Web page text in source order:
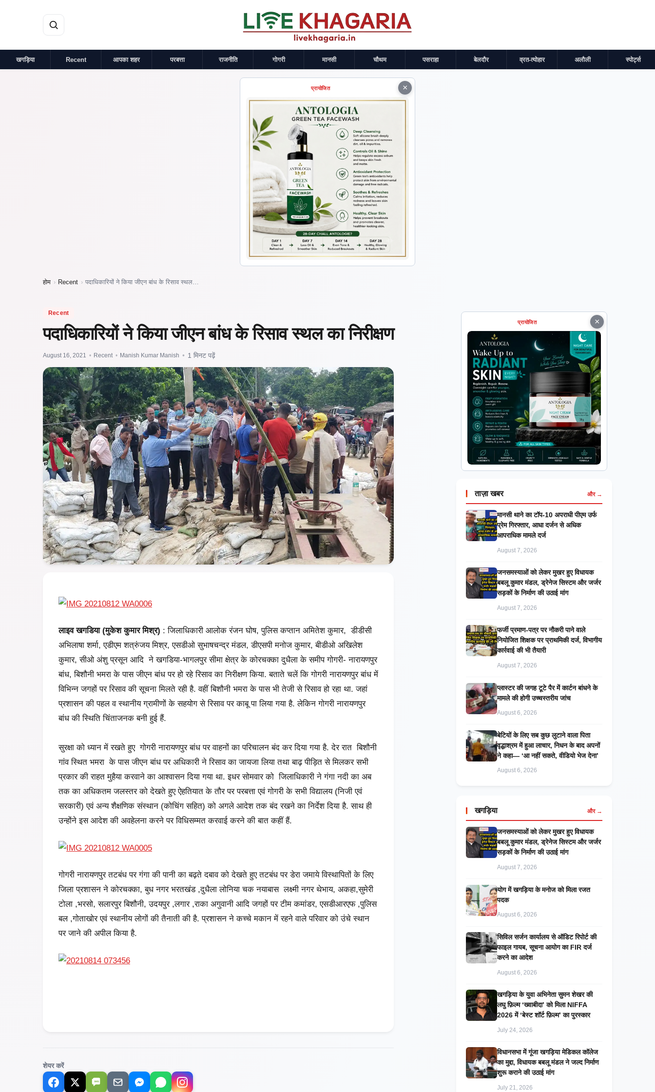
खगड़िया Recent आपका शहर परबत्ता राजनीति गोगरी मानसी चौथम पसराहा बेलदौर व्रत-त्योहार अलौली स्पोर्ट्स
×
प्रायोजित
होम › Recent › पदाधिकारियों ने किया जीएन बांध के रिसाव स्थल…
Recent
पदाधिकारियों ने किया जीएन बांध के रिसाव स्थल का निरीक्षण
August 16, 2021 • Recent • Manish Kumar Manish • 1 मिनट पढ़ें
लाइव खगडिया (मुकेश कुमार मिश्र) : जिलाधिकारी आलोक रंजन घोष, पुलिस कप्तान अमितेश कुमार, डीडीसी
अभिलाषा शर्मा, एडीएम शत्रुंजय मिश्र, एसडीओ सुभाषचन्द्र मंडल, डीएसपी मनोज कुमार, बीडीओ अखिलेश
कुमार, सीओ अंशु प्रसून आदि ने खगडिया-भागलपुर सीमा क्षेत्र के कोरचक्का दुधैला के समीप गोगरी- नारायणपुर
बांध, बिशौनी भमरा के पास जीएन बांध पर हो रहे रिसाव का निरीक्षण किया. बताते चलें कि गोगरी नारायणपुर बांध में
विभिन्न जगहों पर रिसाव की सूचना मिलते रही है. वहीं बिशौनी भमरा के पास भी तेजी से रिसाव हो रहा था. जहां
प्रशासन की पहल व स्थानीय ग्रामीणों के सहयोग से रिसाव पर काबू पा लिया गया है. लेकिन गोगरी नारायणपुर
बांध की स्थिति चिंताजनक बनी हुई हैं.
सुरक्षा को ध्यान में रखते हुए गोगरी नारायणपुर बांध पर वाहनों का परिचालन बंद कर दिया गया है. देर रात बिशौनी
गांव स्थित भमरा के पास जीएन बांध पर अधिकारी ने रिसाव का जायजा लिया तथा बाढ़ पीड़ित से मिलकर सभी
प्रकार की राहत मुहैया करवाने का आश्वासन दिया गया था. इधर सोमवार को जिलाधिकारी ने गंगा नदी का अब
तक का अधिकतम जलस्तर को देखते हुए ऐहतियात के तौर पर परबत्ता एवं गोगरी के सभी विद्यालय (निजी एवं
सरकारी) एवं अन्य शैक्षणिक संस्थान (कोचिंग सहित) को अगले आदेश तक बंद रखने का निर्देश दिया है. साथ ही
उन्होंने इस आदेश की अवहेलना करने पर विधिसम्मत करवाई करने की बात कहीं हैं.
गोगरी नारायणपुर तटबंध पर गंगा की पानी का बढ़ते दबाव को देखते हुए तटबंध पर डेरा जमाये विस्थापितों के लिए
जिला प्रशासन ने कोरचक्का, बुध नगर भरतखंड ,दुधैला लोनिया चक नयाबास लक्ष्मी नगर थेभाय, अकहा,सुमेरी
टोला ,भरसो, सलारपुर बिशौनी, उदयपुर ,लगार ,राका अगुवानी आदि जगहों पर टीम कमांडर, एसडीआरएफ ,पुलिस
बल ,गोताखोर एवं स्थानीय लोगों की तैनाती की है. प्रशासन ने कच्चे मकान में रहने वाले परिवार को उंचे स्थान
पर जाने की अपील किया है.
शेयर करें
SMS
×
प्रायोजित
ताज़ा खबर और →
मानसी थाने का टॉप-10 अपराधी पीएम उर्फ
प्रेम गिरफ्तार, आधा दर्जन से अधिक
आपराधिक मामले दर्ज
August 7, 2026
जनसमस्याओं को लेकर मुखर हुए विधायक
बबलू कुमार मंडल, ड्रेनेज सिस्टम और जर्जर
सड़कों के निर्माण की उठाई मांग
August 7, 2026
फर्जी प्रमाण-पत्र पर नौकरी पाने वाले
नियोजित शिक्षक पर प्राथमिकी दर्ज, विभागीय
कार्रवाई की भी तैयारी
August 7, 2026
प्लास्टर की जगह टूटे पैर में कार्टन बांधने के
मामले की होगी उच्चस्तरीय जांच
August 6, 2026
बेटियों के लिए सब कुछ लुटाने वाला पिता
वृद्धाश्रम में हुआ लाचार, निधन के बाद अपनों
ने कहा— ‘आ नहीं सकते, वीडियो भेज देना’
August 6, 2026
खगड़िया और →
जनसमस्याओं को लेकर मुखर हुए विधायक
बबलू कुमार मंडल, ड्रेनेज सिस्टम और जर्जर
सड़कों के निर्माण की उठाई मांग
August 7, 2026
​योग में खगड़िया के मनोज को मिला रजत
पदक
August 6, 2026
सिविल सर्जन कार्यालय से ऑडिट रिपोर्ट की
फाइल गायब, सूचना आयोग का FIR दर्ज
करने का आदेश
August 6, 2026
खगड़िया के युवा अभिनेता सुमन शेखर की
लघु फ़िल्म ‘ख्वाबीदा’ को मिला NIFFA
2026 में ‘बेस्ट शॉर्ट फ़िल्म’ का पुरस्कार
July 24, 2026
विधानसभा में गूंजा खगड़िया मेडिकल कॉलेज
का मुद्दा, विधायक बबलू मंडल ने जल्द निर्माण
शुरू कराने की उठाई मांग
July 21, 2026